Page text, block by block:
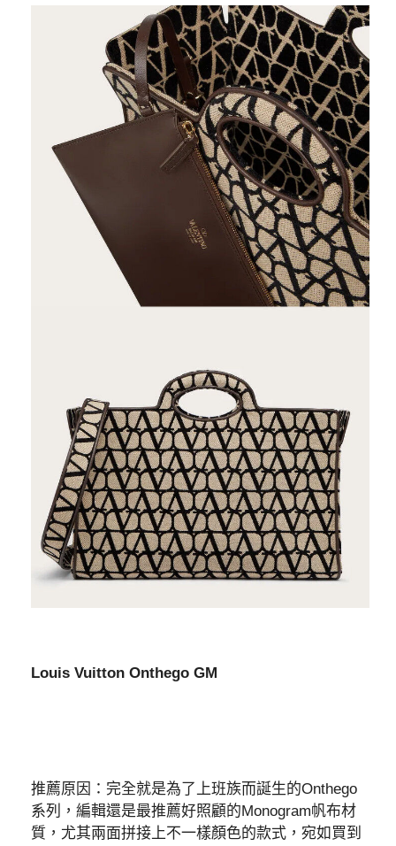
Louis Vuitton Onthego GM
推薦原因：完全就是為了上班族而誕生的Onthego
系列，編輯還是最推薦好照顧的Monogram帆布材
質，尤其兩面拼接上不一樣顏色的款式，宛如買到